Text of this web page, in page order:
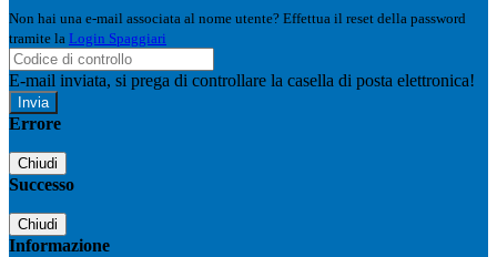
Non hai una e-mail associata al nome utente? Effettua il reset della password
tramite la Login Spaggiari
E-mail inviata, si prega di controllare la casella di posta elettronica!
Errore
Chiudi
Successo
Chiudi
Informazione